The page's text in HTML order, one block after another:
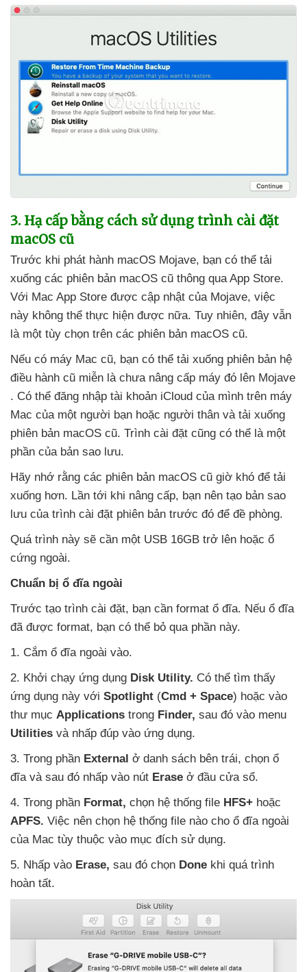
3. Hạ cấp bằng cách sử dụng trình cài đặt
macOS cũ
Trước khi phát hành macOS Mojave, bạn có thể tải
xuống các phiên bản macOS cũ thông qua App Store.
Với Mac App Store được cập nhật của Mojave, việc
này không thể thực hiện được nữa. Tuy nhiên, đây vẫn
là một tùy chọn trên các phiên bản macOS cũ.
Nếu có máy Mac cũ, bạn có thể tải xuống phiên bản hệ
điều hành cũ miễn là chưa nâng cấp máy đó lên Mojave
. Có thể đăng nhập tài khoản iCloud của mình trên máy
Mac của một người bạn hoặc người thân và tải xuống
phiên bản macOS cũ. Trình cài đặt cũng có thể là một
phần của bản sao lưu.
Hãy nhớ rằng các phiên bản macOS cũ giờ khó để tải
xuống hơn. Lần tới khi nâng cấp, bạn nên tạo bản sao
lưu của trình cài đặt phiên bản trước đó để đề phòng.
Quá trình này sẽ cần một USB 16GB trở lên hoặc ổ
cứng ngoài.
Chuẩn bị ổ đĩa ngoài
Trước tạo trình cài đặt, bạn cần format ổ đĩa. Nếu ổ đĩa
đã được format, bạn có thể bỏ qua phần này.
1. Cắm ổ đĩa ngoài vào.
2. Khởi chạy ứng dụng Disk Utility. Có thể tìm thấy
ứng dụng này với Spotlight (Cmd + Space) hoặc vào
thư mục Applications trong Finder, sau đó vào menu
Utilities và nhấp đúp vào ứng dụng.
3. Trong phần External ở danh sách bên trái, chọn ổ
đĩa và sau đó nhấp vào nút Erase ở đầu cửa sổ.
4. Trong phần Format, chọn hệ thống file HFS+ hoặc
APFS. Việc nên chọn hệ thống file nào cho ổ đĩa ngoài
của Mac tùy thuộc vào mục đích sử dụng.
5. Nhấp vào Erase, sau đó chọn Done khi quá trình
hoàn tất.